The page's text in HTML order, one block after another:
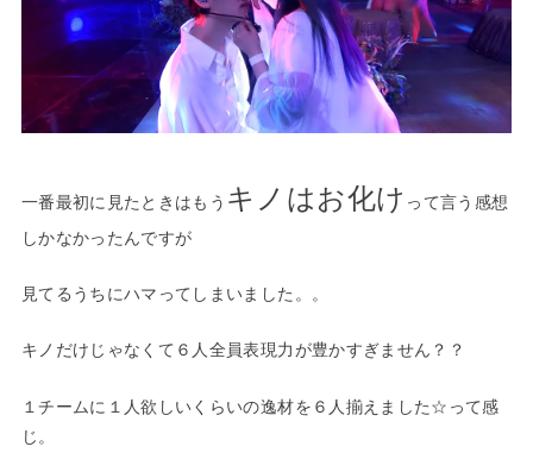
一番最初に見たときはもう キノはお化け って言う感想
しかなかったんですが
見てるうちにハマってしまいました。。
キノだけじゃなくて ６人全員表現力が豊かすぎません ？？
１チームに１人欲しいくらいの逸材を６人揃えました☆って感
じ。